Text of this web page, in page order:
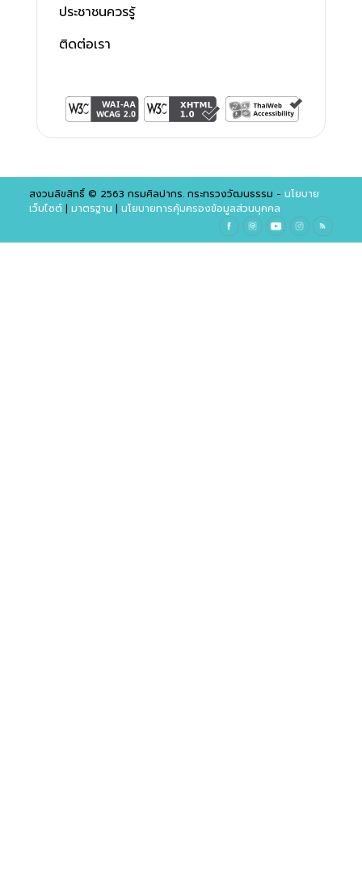
ประชาชนควรรู้
ติดต่อเรา
สงวนลิขสิทธิ์ © 2563 กรมศิลปากร. กระทรวงวัฒนธรรม - นโยบาย
เว็บไซต์| มาตรฐาน | นโยบายการคุ้มครองข้อมูลส่วนบุคคล